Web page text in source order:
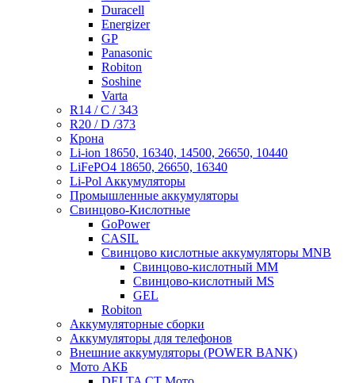
Duracell
Energizer
GP
Panasonic
Robiton
Soshine
Varta
R14 / C / 343
R20 / D /373
Крона
Li-ion 18650, 16340, 14500, 26650, 10440
LiFePO4 18650, 26650, 16340
Li-Pol Аккумуляторы
Промышленные аккумуляторы
Свинцово-Кислотные
GoPower
CASIL
Свинцово кислотные аккумуляторы MNB
Cвинцово-кислотный MM
Cвинцово-кислотный MS
GEL
Robiton
Аккумуляторные сборки
Аккумуляторы для телефонов
Внешние аккумуляторы (POWER BANK)
Мото АКБ